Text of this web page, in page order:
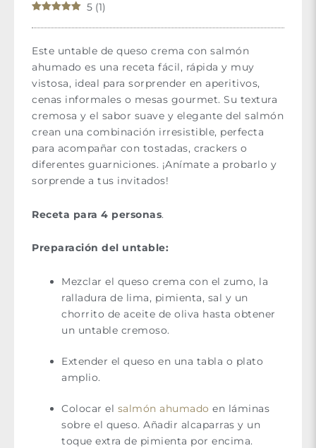
5 (1)
Este untable de queso crema con salmón
ahumado es una receta fácil, rápida y muy
vistosa, ideal para sorprender en aperitivos,
cenas informales o mesas gourmet. Su textura
cremosa y el sabor suave y elegante del salmón
crean una combinación irresistible, perfecta
para acompañar con tostadas, crackers o
diferentes guarniciones. ¡Anímate a probarlo y
sorprende a tus invitados!
Receta para 4 personas.
Preparación del untable:
Mezclar el queso crema con el zumo, la
ralladura de lima, pimienta, sal y un
chorrito de aceite de oliva hasta obtener
un untable cremoso.
Extender el queso en una tabla o plato
amplio.
Colocar el salmón ahumado en láminas
sobre el queso. Añadir alcaparras y un
toque extra de pimienta por encima.